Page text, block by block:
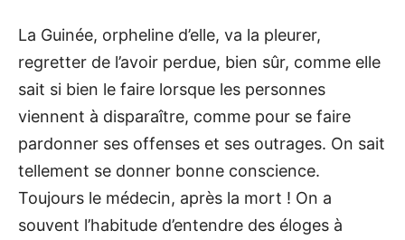
La Guinée, orpheline d’elle, va la pleurer,
regretter de l’avoir perdue, bien sûr, comme elle
sait si bien le faire lorsque les personnes
viennent à disparaître, comme pour se faire
pardonner ses offenses et ses outrages. On sait
tellement se donner bonne conscience.
Toujours le médecin, après la mort ! On a
souvent l’habitude d’entendre des éloges à